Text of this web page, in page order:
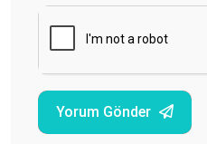
Yorum Gönder